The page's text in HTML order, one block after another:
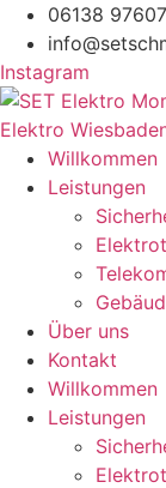
Zum
Inhalt
springen
06138
Instagram
Willkommen
Leistungen
Über uns
Kontakt
Willkommen
Leistungen